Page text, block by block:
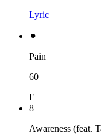
Lyric
⚫︎
Pain
60
E
8
Awareness (feat.